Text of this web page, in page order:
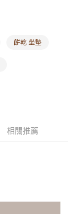
餅乾 坐墊
相關推薦